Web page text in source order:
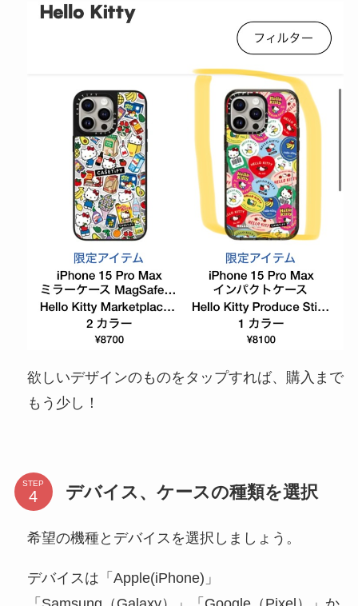
欲しいデザインのものをタップすれば、購入まで
もう少し！
STEP デバイス、ケースの種類を選択
希望の機種とデバイスを選択しましょう。
デバイスは「Apple(iPhone)」